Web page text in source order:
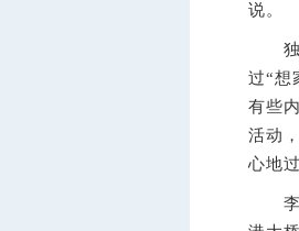
说。
独在
过“想
有些
活动
心地
李沂